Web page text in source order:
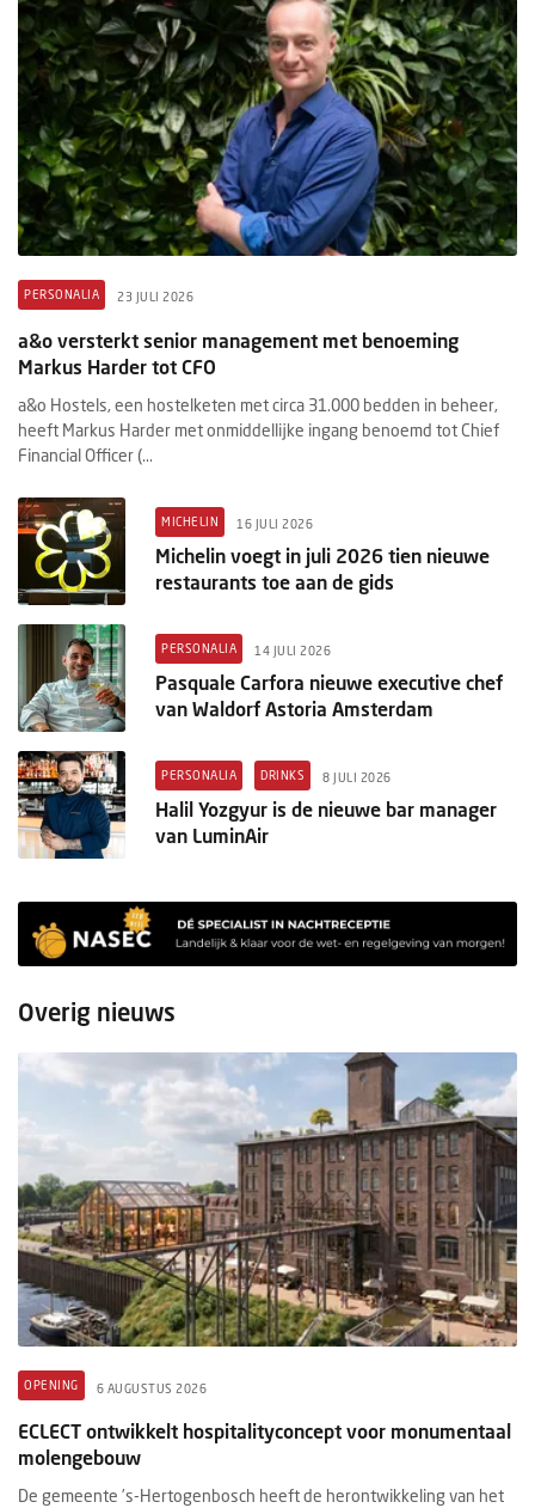
PERSONALIA 23 JULI 2026
a&o versterkt senior management met benoeming
Markus Harder tot CFO
a&o Hostels, een hostelketen met circa 31.000 bedden in beheer,
heeft Markus Harder met onmiddellijke ingang benoemd tot Chief
Financial Officer (...
MICHELIN 16 JULI 2026
Michelin voegt in juli 2026 tien nieuwe
restaurants toe aan de gids
PERSONALIA 14 JULI 2026
Pasquale Carfora nieuwe executive chef
van Waldorf Astoria Amsterdam
PERSONALIA DRINKS 8 JULI 2026
Halil Yozgyur is de nieuwe bar manager
van LuminAir
Overig nieuws
OPENING 6 AUGUSTUS 2026
ECLECT ontwikkelt hospitalityconcept voor monumentaal
molengebouw
De gemeente ’s-Hertogenbosch heeft de herontwikkeling van het